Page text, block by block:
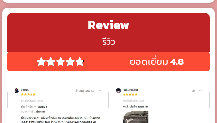
Review
รีวิว
ยอดเยี่ยม 4.8